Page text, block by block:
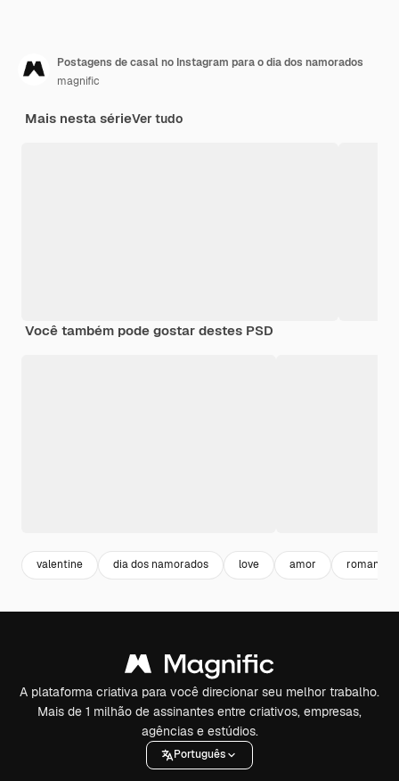
Postagens de casal no Instagram para o dia dos namorados
magnific
Mais nesta sérieVer tudo
Você também pode gostar destes PSD
valentine dia dos namorados love amor romance
A plataforma criativa para você direcionar seu melhor trabalho.
Mais de 1 milhão de assinantes entre criativos, empresas,
agências e estúdios.
Português